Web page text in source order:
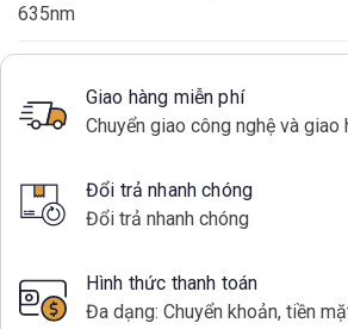
635nm
Giao hàng miễn phí
Chuyển giao công nghệ và giao
Đổi trả nhanh chóng
Đổi trả nhanh chóng
Hình thức thanh toán
Đa dạng: Chuyển khoản, tiền